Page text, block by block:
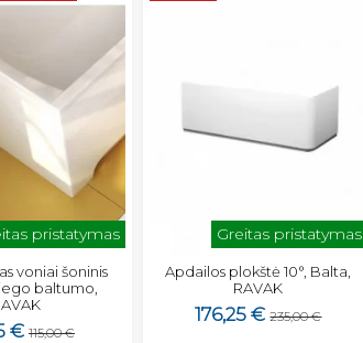
pristatymas
voniai šoninis
baltumo,
€ 115,00 €
Greitas pristatymas
Apdailos plokštė 10°, Balta,
RAVAK
176,25 € 235,00 €